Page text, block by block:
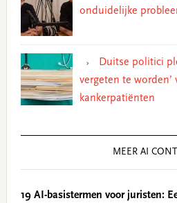
onduidelijke
Duitse politici
vergeten te worden’
kankerpatiënten
MEER AI
19 AI-basistermen voor juristen: